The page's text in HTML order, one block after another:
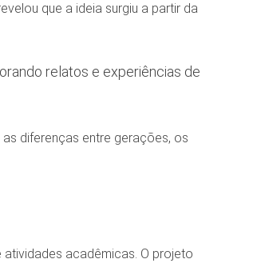
que a ideia surgiu a partir da
relatos e experiências de
diferenças entre gerações, os
acadêmicas. O projeto